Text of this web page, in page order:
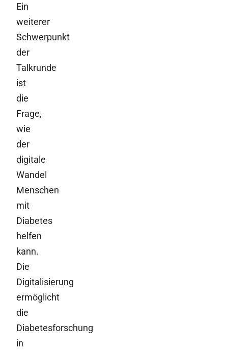
Ein
weiterer
Schwerpunkt
der
Talkrunde
ist
die
Frage,
wie
der
digitale
Wandel
Menschen
mit
Diabetes
helfen
kann.
Die
Digitalisierung
ermöglicht
die
Diabetesforschung
in